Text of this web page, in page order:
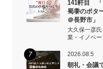
141軒目 「
蜀黍のポタ
＠長野市」
大久保一彦
業・イノベ
7 2026.08.5
朝礼・会議